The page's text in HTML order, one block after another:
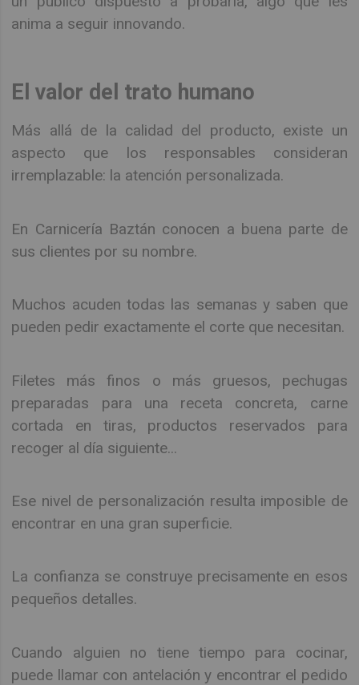
anima a seguir innovando.
El valor del trato humano
Más allá de la calidad del producto, existe un
aspecto que los responsables consideran
irremplazable: la atención personalizada.
En Carnicería Baztán conocen a buena parte de
sus clientes por su nombre.
Muchos acuden todas las semanas y saben que
pueden pedir exactamente el corte que necesitan.
Filetes más finos o más gruesos, pechugas
preparadas para una receta concreta, carne
cortada en tiras, productos reservados para
recoger al día siguiente...
Ese nivel de personalización resulta imposible de
encontrar en una gran superficie.
La confianza se construye precisamente en esos
pequeños detalles.
Cuando alguien no tiene tiempo para cocinar,
puede llamar con antelación y encontrar el pedido